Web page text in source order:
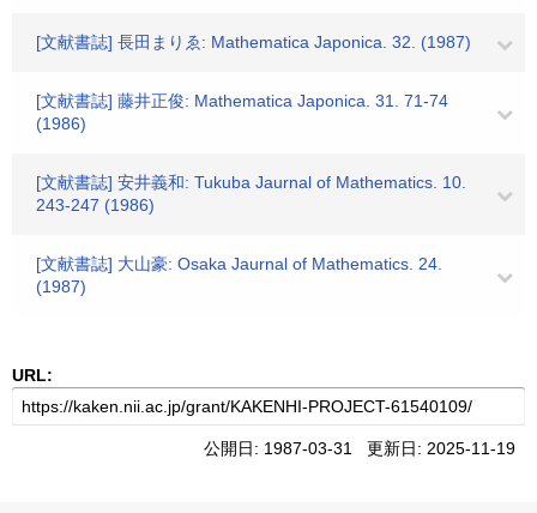
[文献書誌] 長田まりゑ: Mathematica Japonica. 32. (1987)
[文献書誌] 藤井正俊: Mathematica Japonica. 31. 71-74
(1986)
[文献書誌] 安井義和: Tukuba Jaurnal of Mathematics. 10.
243-247 (1986)
[文献書誌] 大山豪: Osaka Jaurnal of Mathematics. 24.
(1987)
URL:
公開日: 1987-03-31 更新日: 2025-11-19